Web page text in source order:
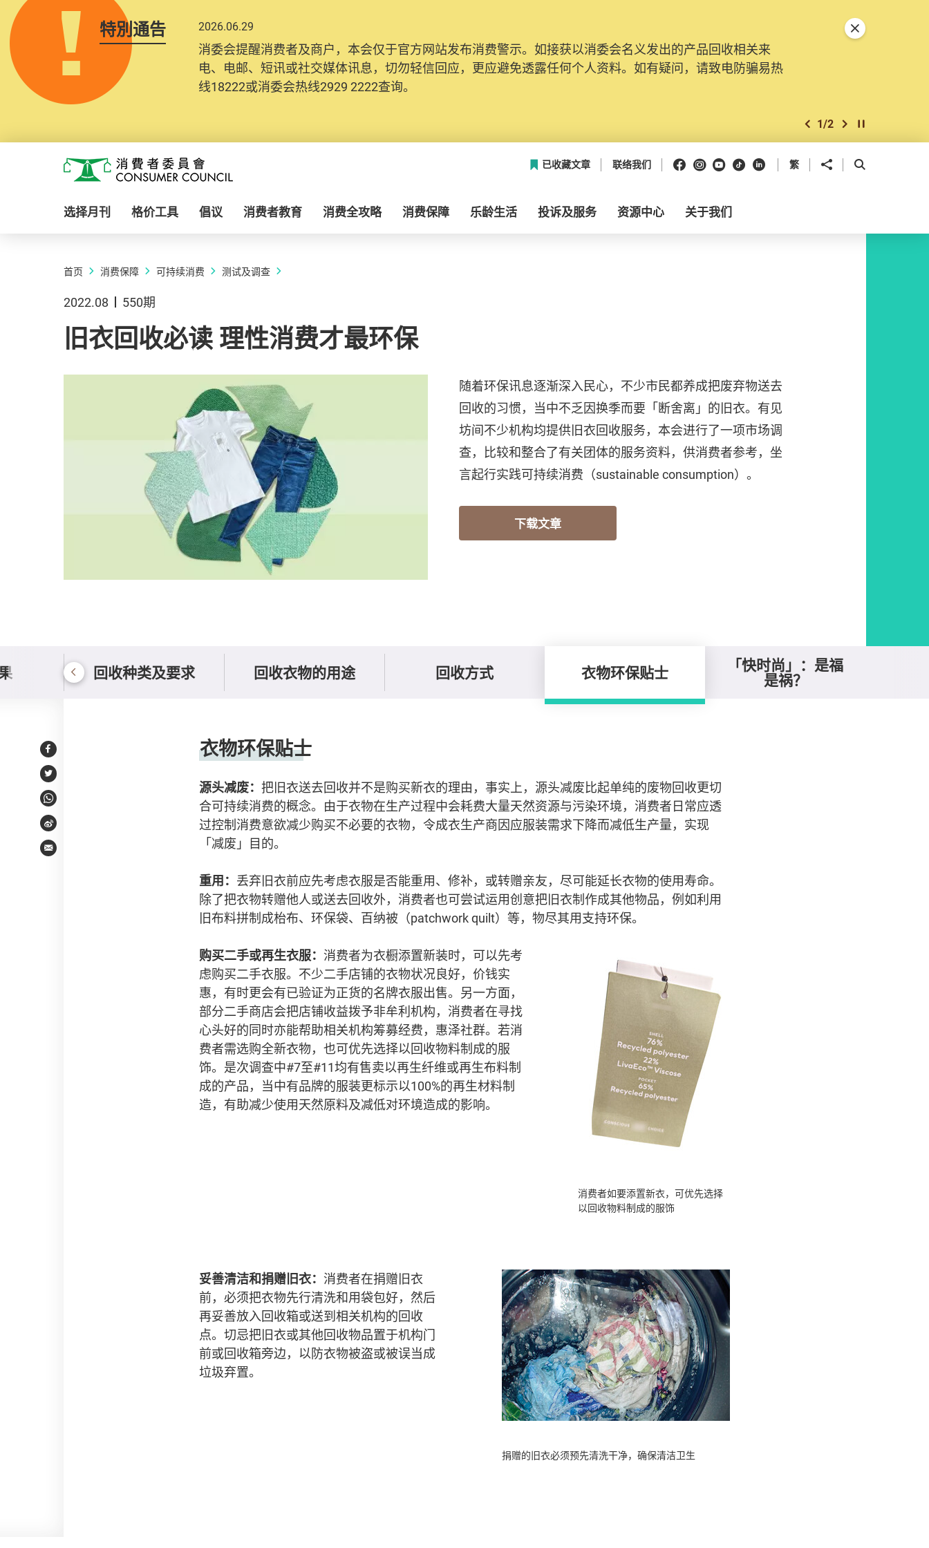
特別通告 2026.06.29
消委会提醒消费者及商户，本会仅于官方网站发布消费警示。如接获以消委会名义发出的产品回收相关来
电、电邮、短讯或社交媒体讯息，切勿轻信回应，更应避免透露任何个人资料。如有疑问，请致电防骗易热
线18222或消委会热线2929 2222查询。
上一个
1/2 下一个开始/暂停幻灯
关闭特別通告
消费者委员会
已收藏文章 联络我们 Facebook
Instagram
Youtube
抖音领英 繁 分享到 开启搜寻框
选择月刊 格价工具 倡议 消费者教育 消费全攻略 消费保障 乐龄生活 投诉及服务 资源中心 关于我们
首页 消费保障 可持续消费 测试及调查
2022.08 550期
旧衣回收必读 理性消费才最环保
随着环保讯息逐渐深入民心，不少市民都养成把废弃物送去
回收的习惯，当中不乏因换季而要「断舍离」的旧衣。有见
坊间不少机构均提供旧衣回收服务，本会进行了一项市场调
查，比较和整合了有关团体的服务资料，供消费者参考，坐
言起行实践可持续消费（sustainable consumption）。
下载文章
回收种类及要求 回收衣物的用途 回收方式 衣物环保贴士 「快时尚」：是福
是祸？
Facebook
Twitter
WhatsApp
Weibo
Email
衣物环保贴士
源头减废： 把旧衣送去回收并不是购买新衣的理由，事实上，源头减废比起单纯的废物回收更切
合可持续消费的概念。由于衣物在生产过程中会耗费大量天然资源与污染环境，消费者日常应透
过控制消费意欲减少购买不必要的衣物，令成衣生产商因应服装需求下降而减低生产量，实现
「减废」目的。
重用： 丢弃旧衣前应先考虑衣服是否能重用、修补，或转赠亲友，尽可能延长衣物的使用寿命。
除了把衣物转赠他人或送去回收外，消费者也可尝试运用创意把旧衣制作成其他物品，例如利用
旧布料拼制成枱布、环保袋、百纳被（patchwork quilt）等，物尽其用支持环保。
消费者如要添置新衣，可优先选择
以回收物料制成的服饰
购买二手或再生衣服： 消费者为衣橱添置新装时，可以先考
虑购买二手衣服。不少二手店铺的衣物状况良好，价钱实
惠，有时更会有已验证为正货的名牌衣服出售。另一方面，
部分二手商店会把店铺收益拨予非牟利机构，消费者在寻找
心头好的同时亦能帮助相关机构筹募经费，惠泽社群。若消
费者需选购全新衣物，也可优先选择以回收物料制成的服
饰。是次调查中#7至#11均有售卖以再生纤维或再生布料制
成的产品，当中有品牌的服装更标示以100%的再生材料制
造，有助减少使用天然原料及减低对环境造成的影响。
捐赠的旧衣必须预先清洗干净，确保清洁卫生
妥善清洁和捐赠旧衣： 消费者在捐赠旧衣
前，必须把衣物先行清洗和用袋包好，然后
再妥善放入回收箱或送到相关机构的回收
点。切忌把旧衣或其他回收物品置于机构门
前或回收箱旁边，以防衣物被盗或被误当成
垃圾弃置。